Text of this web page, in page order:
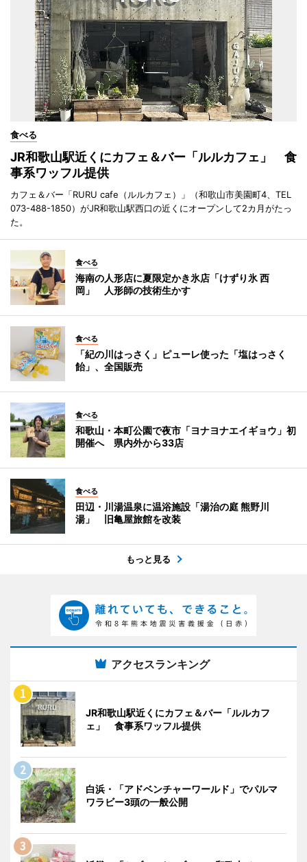
食べる
JR和歌山駅近くにカフェ＆バー「ルルカフェ」 食
事系ワッフル提供
カフェ＆バー「RURU cafe（ルルカフェ）」（和歌山市美園町4、TEL
073-488-1850）がJR和歌山駅西口の近くにオープンして2カ月がたっ
た。
食べる
海南の人形店に夏限定かき氷店「けずり氷 西
岡」 人形師の技術生かす
食べる
「紀の川はっさく」ピューレ使った「塩はっさく
飴」、全国販売
食べる
和歌山・本町公園で夜市「ヨナヨナエイギョウ」初
開催へ 県内外から33店
食べる
田辺・川湯温泉に温浴施設「湯治の庭 熊野川
湯」 旧亀屋旅館を改装
もっと見る
アクセスランキング
JR和歌山駅近くにカフェ＆バー「ルルカフ
ェ」 食事系ワッフル提供
白浜・「アドベンチャーワールド」でパルマ
ワラビー3頭の一般公開